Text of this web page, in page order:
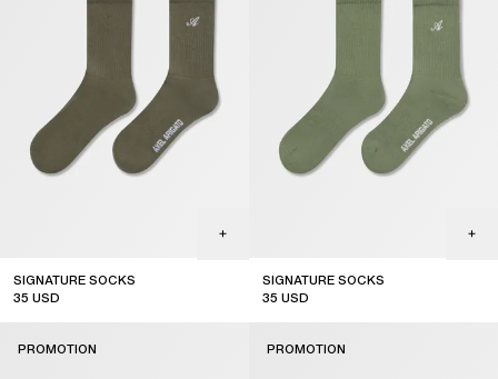
SIGNATURE SOCKS
35 USD
SIGNATURE SOCKS
35 USD
PROMOTION PROMOTION